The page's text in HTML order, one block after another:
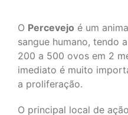
O Percevejo é um
sangue humano, tendo
200 a 500 ovos em 2
imediato é muito
a proliferação.
O principal local de